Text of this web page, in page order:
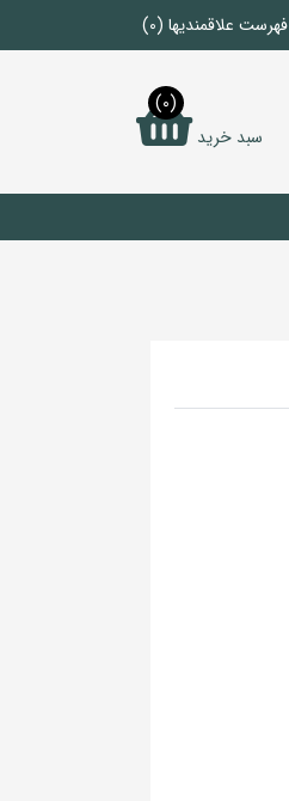
فهرست علاقمندیها (0)
سبد خرید
(0)